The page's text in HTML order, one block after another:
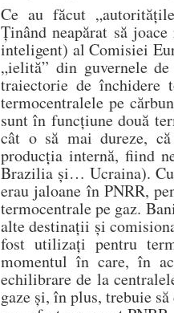
Ce au făcut
Ținând neapărat să
inteligent) al Comisiei
„ielită” din guvernele
traiectorie de închidere
termocentralele pe
sunt în funcțiune două
cât o să mai dureze,
producția internă, fiind
Brazilia și… Ucraina).
erau jaloane în PNRR,
termocentrale pe gaz.
alte destinații și
fost utilizați pentru
momentul în care, în
echilibrare de la
gaze și, în plus, trebuie